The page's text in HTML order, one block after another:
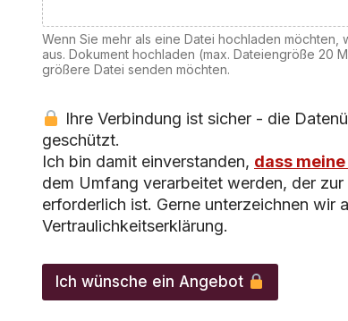
Wenn Sie mehr als eine Datei hochladen
aus. Dokument hochladen (max. Dateiengröße 20
größere Datei senden möchten.
Ihre Verbindung ist sicher - die
geschützt.
Ich bin damit einverstanden, dass
dem Umfang verarbeitet werden, der
erforderlich ist. Gerne unterzeichnen wir
Vertraulichkeitserklärung.
G
w
Ich wünsche ein Angebot